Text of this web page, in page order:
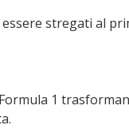
stregati al
1